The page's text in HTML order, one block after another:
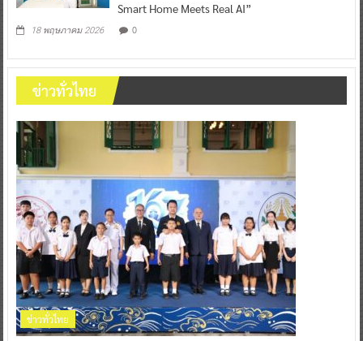
Smart Home Meets Real AI”
18 พฤษภาคม 2026 0
ข่าวทั่วไทย
ข่าวทั่วไทย